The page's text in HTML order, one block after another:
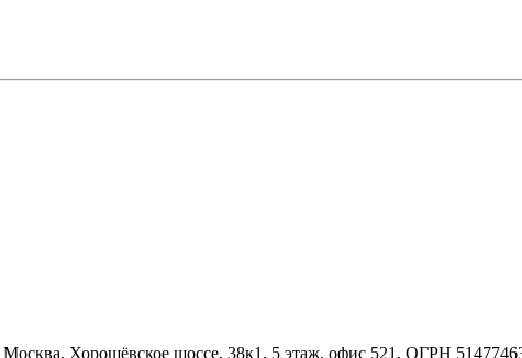
Хорошёвское шоссе, 38к1, 5 этаж, офис 521, ОГРН